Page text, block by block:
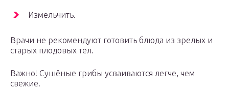
Измельчить.
Врачи не рекомендуют готовить блюда из зрелых и
старых плодовых тел.
Важно! Сушёные грибы усваиваются легче, чем
свежие.